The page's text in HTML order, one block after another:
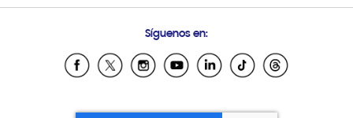
Samsung Ecuador
Samsung El Salvador
Síguenos en: